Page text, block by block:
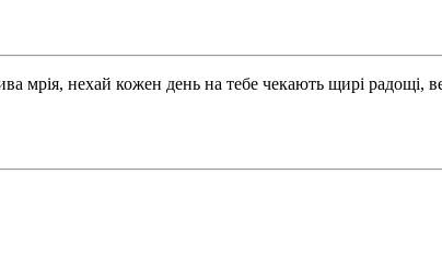
мрія, нехай кожен день на тебе чекають щирі радощі,